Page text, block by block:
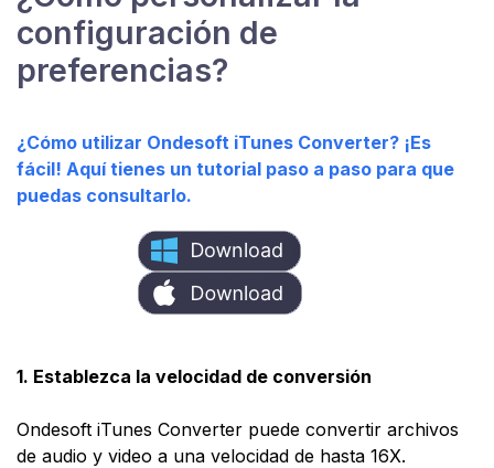
configuración de
preferencias?
¿Cómo utilizar Ondesoft iTunes Converter? ¡Es
fácil! Aquí tienes un tutorial paso a paso para que
puedas consultarlo.
1. Establezca la velocidad de conversión
Ondesoft iTunes Converter puede convertir archivos
de audio y video a una velocidad de hasta 16X.